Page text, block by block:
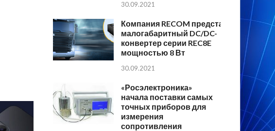
30.09.2021
Компания RECOM представляет
малогабаритный DC/DC-
конвертер серии REC8E
мощностью 8 Вт
30.09.2021
«Росэлектроника»
начала поставки самых
точных приборов для
измерения
сопротивления